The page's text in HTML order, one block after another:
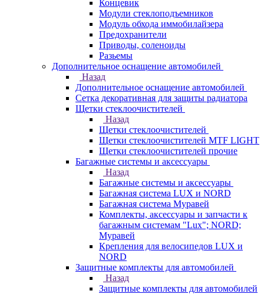
Концевик
Модули стеклоподъемников
Модуль обхода иммобилайзера
Предохранители
Приводы, соленоиды
Разьемы
Дополнительное оснащение автомобилей
Назад
Дополнительное оснащение автомобилей
Сетка декоративная для защиты радиатора
Щетки стеклоочистителей
Назад
Щетки стеклоочистителей
Щетки стеклоочистителей MTF LIGHT
Щетки стеклоочистителей прочие
Багажные системы и аксессуары
Назад
Багажные системы и аксессуары
Багажная система LUX и NORD
Багажная система Муравей
Комплекты, аксессуары и запчасти к
багажным системам "Lux"; NORD;
Муравей
Крепления для велосипедов LUX и
NORD
Защитные комплекты для автомобилей
Назад
Защитные комплекты для автомобилей